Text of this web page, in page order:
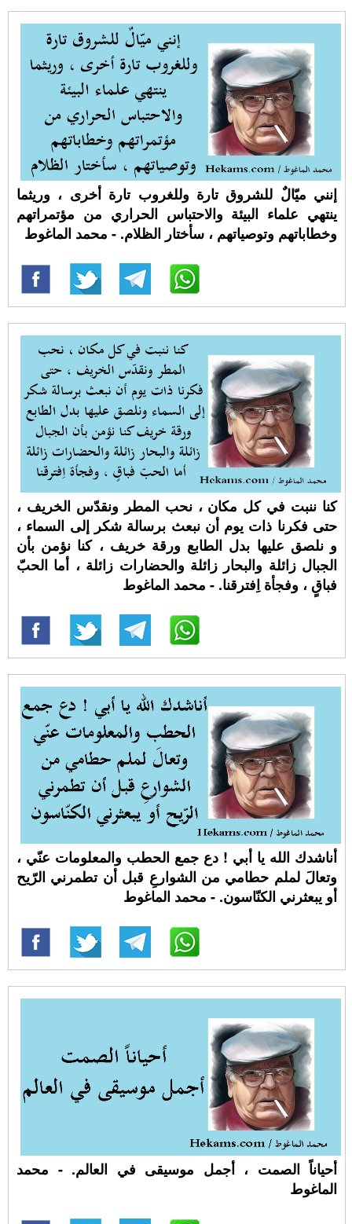
إنني ميّالٌ للشروق تارة وللغروب تارة أخرى ، وريثما
ينتهي علماء البيئة والاحتباس الحراري من مؤتمراتهم
وخطاباتهم وتوصياتهم ، سأختار الظلام. - محمد الماغوط
كنا ننبت في كل مكان ، ‏نحب المطر ونقدّس الخريف ،
‏حتى فكرنا ذات يوم ‏أن نبعث برسالة شكر إلى السماء ،
و نلصق عليها بدل الطابع ورقة خريف ، ‏كنا نؤمن بأن
الجبال زائلة ‏والبحار زائلة ‏والحضارات زائلة ، ‏أما الحبّ
فباقٍ ، ‏وفجأة اِفترقنا. - محمد الماغوط
أناشدك الله يا أبي ! دع جمع الحطب والمعلومات عنّي ،
وتعالَ لملم حطامي من الشوارعِ قبل أن تطمرني الرّيح
أو يبعثرني الكنّاسون. - محمد الماغوط
أحياناً الصمت ، أجمل موسيقى في العالم. - محمد
الماغوط